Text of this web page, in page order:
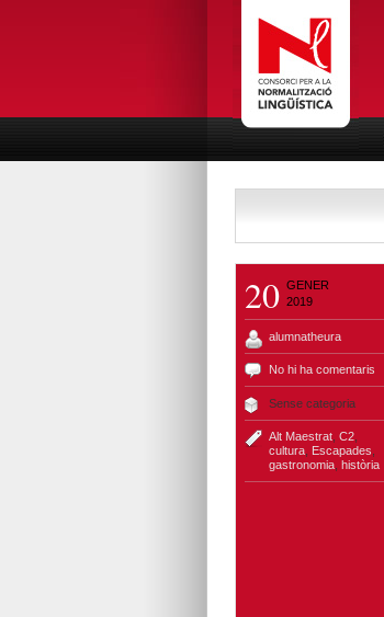
20 GENER
2019
alumnatheura
No hi ha comentaris
Sense categoria
Alt Maestrat, C2,
cultura, Escapades
gastronomia, història